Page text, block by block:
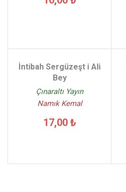
İntibah Sergüzeşt i Ali
Bey
Çınaraltı Yayın
Namık Kemal
17,00 ₺